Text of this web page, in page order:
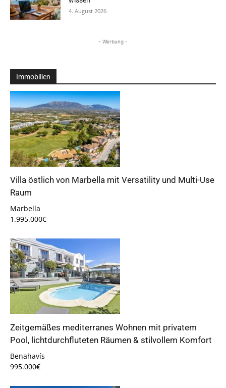
4. August 2026
- Werbung -
Immobilien
Villa östlich von Marbella mit Versatility und Multi-Use
Raum
Marbella
1.995.000€
Zeitgemäßes mediterranes Wohnen mit privatem
Pool, lichtdurchfluteten Räumen & stilvollem Komfort
Benahavís
995.000€